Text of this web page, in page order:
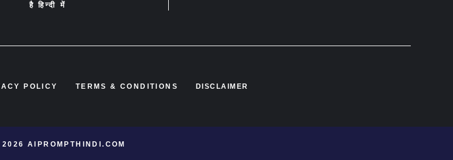
है हिन्दी में
POLICY TERMS & CONDITIONS DISCLAIMER
AIPROMPTHINDI.COM